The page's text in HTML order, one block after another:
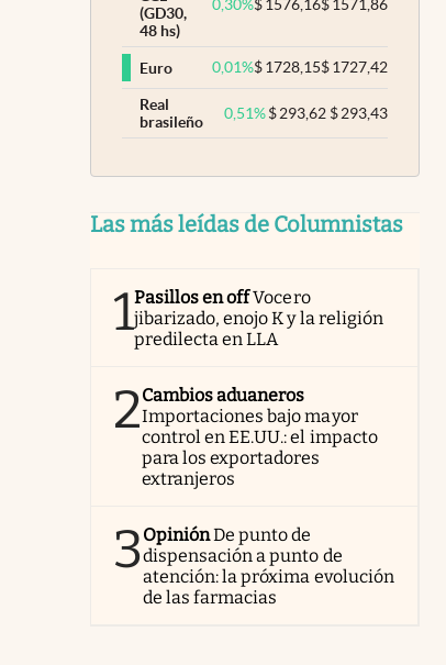
(GD30,
48 hs)
0,30%$1576,16$1571,86
Euro 0,01%$1728,15$1727,42
Real
brasileño
0,51% $293,62 $293,43
Las más leídas de Columnistas
1Pasillos en offVocero
jibarizado, enojo K y la religión
predilecta en LLA
2Cambios aduaneros
Importaciones bajo mayor
control en EE.UU.: el impacto
para los exportadores
extranjeros
3OpiniónDe punto de
dispensación a punto de
atención: la próxima evolución
de las farmacias